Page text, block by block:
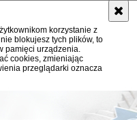
korzystanie z
blokujesz tych plików, to
pamięci urządzenia.
cookies, zmieniając
przeglądarki oznacza